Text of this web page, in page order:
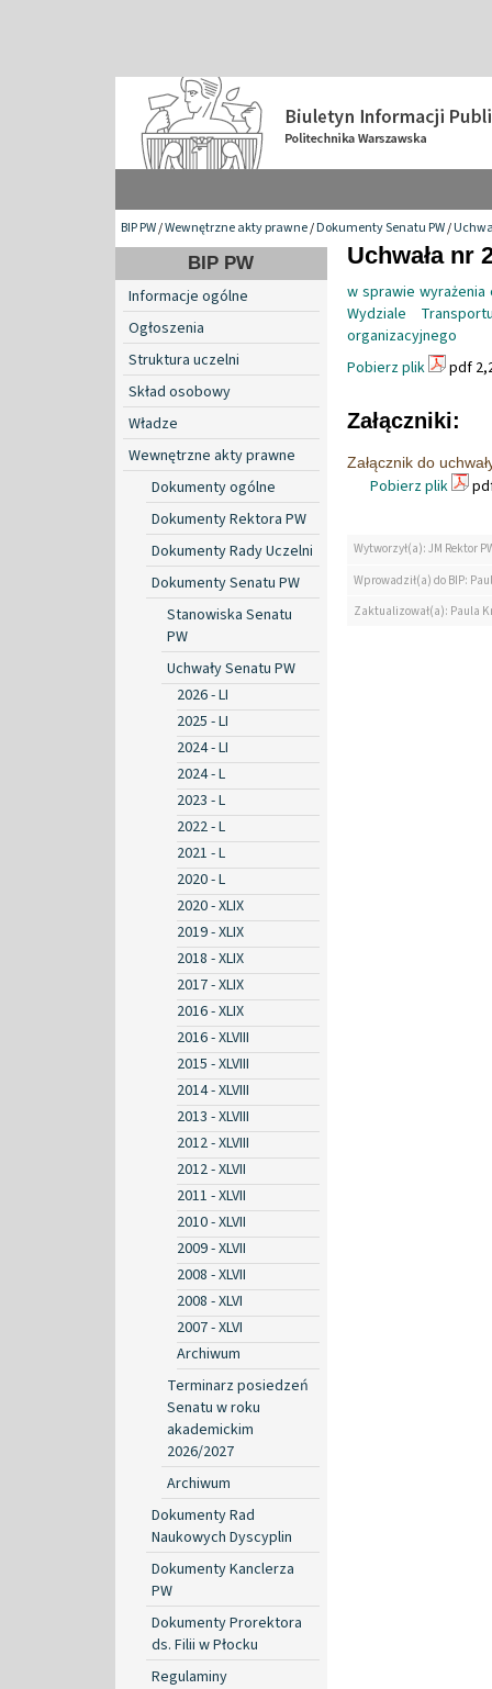
BIP PW/Wewnętrzne akty prawne/Dokumenty Senatu PW/
BIP PW
Informacje ogólne
Ogłoszenia
Struktura uczelni
Skład osobowy
Władze
Wewnętrzne akty prawne
Dokumenty ogólne
Dokumenty Rektora PW
Dokumenty Rady Uczelni
Dokumenty Senatu PW
Stanowiska Senatu
PW
Uchwały Senatu PW
2026 - LI
2025 - LI
2024 - LI
2024 - L
2023 - L
2022 - L
2021 - L
2020 - L
2020 - XLIX
2019 - XLIX
2018 - XLIX
2017 - XLIX
2016 - XLIX
2016 - XLVIII
2015 - XLVIII
2014 - XLVIII
2013 - XLVIII
2012 - XLVIII
2012 - XLVII
2011 - XLVII
2010 - XLVII
2009 - XLVII
2008 - XLVII
2008 - XLVI
2007 - XLVI
Archiwum
Terminarz posiedzeń
Senatu w roku
akademickim
2026/2027
Archiwum
Dokumenty Rad
Naukowych Dyscyplin
Dokumenty Kanclerza
PW
Dokumenty Prorektora
ds. Filii w Płocku
Regulaminy
Uchwała nr
w sprawie
Wydziale
organizacyjnego
Pobierz plik
pdf
Załączniki:
Załącznik do
Pobierz plik
Wytworzył(a): JM Rektor
Wprowadził(a) do BIP:
Zaktualizował(a): Paula